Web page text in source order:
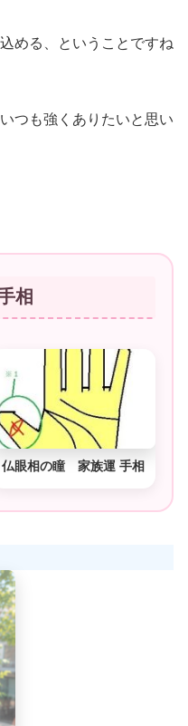
める、ということですね
つも強くありたいと思い
相
仏眼相の瞳 家族運 手相